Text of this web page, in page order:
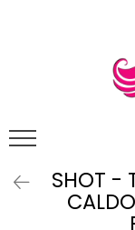
SHOT
SHOT -